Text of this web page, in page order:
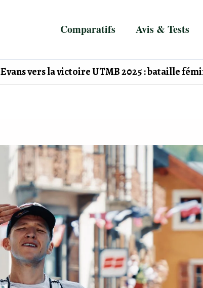
Comparatifs Avis & Tests
Evans vers la victoire UTMB 2025 : bataille